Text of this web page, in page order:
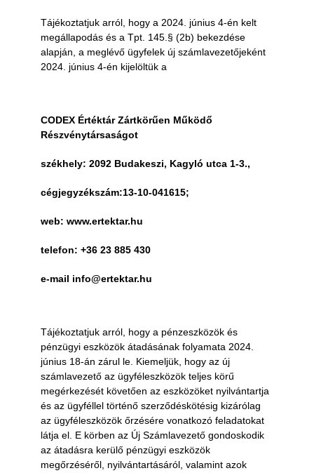
Tájékoztatjuk arról, hogy a 2024. június 4-én kelt
megállapodás és a Tpt. 145.§ (2b) bekezdése
alapján, a meglévő ügyfelek új számlavezetőjeként
2024. június 4-én kijelöltük a
CODEX Értéktár Zártkörűen Működő
Részvénytársaságot
székhely: 2092 Budakeszi, Kagyló utca 1-3.,
cégjegyzékszám:13-10-041615;
web: www.ertektar.hu
telefon: +36 23 885 430
e-mail info@ertektar.hu
Tájékoztatjuk arról, hogy a pénzeszközök és
pénzügyi eszközök átadásának folyamata 2024.
június 18-án zárul le. Kiemeljük, hogy az új
számlavezető az ügyféleszközök teljes körű
megérkezését követően az eszközöket nyilvántartja
és az ügyféllel történő szerződéskötésig kizárólag
az ügyféleszközök őrzésére vonatkozó feladatokat
látja el. E körben az Új Számlavezető gondoskodik
az átadásra kerülő pénzügyi eszközök
megőrzéséről, nyilvántartásáról, valamint azok